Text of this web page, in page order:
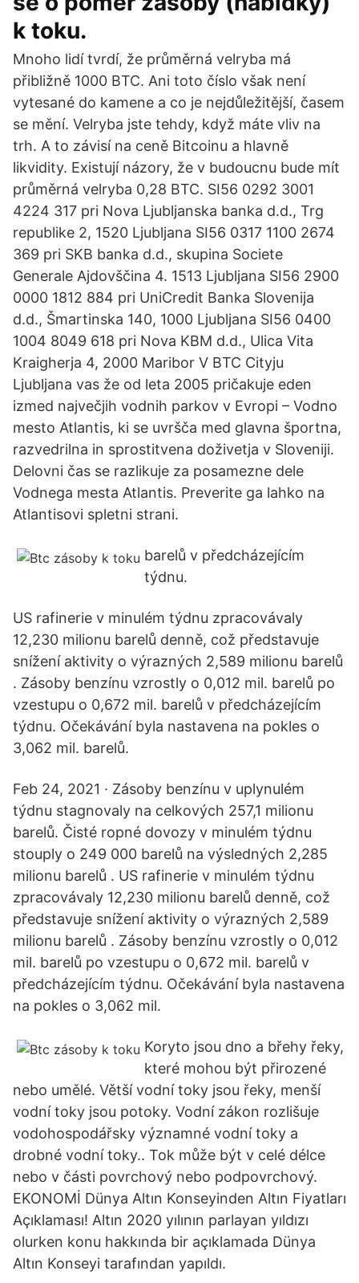
k toku.
Mnoho lidí tvrdí, že průměrná velryba má
přibližně 1000 BTC. Ani toto číslo však není
vytesané do kamene a co je nejdůležitější, časem
se mění. Velryba jste tehdy, když máte vliv na
trh. A to závisí na ceně Bitcoinu a hlavně
likvidity. Existují názory, že v budoucnu bude mít
průměrná velryba 0,28 BTC. SI56 0292 3001
4224 317 pri Nova Ljubljanska banka d.d., Trg
republike 2, 1520 Ljubljana SI56 0317 1100 2674
369 pri SKB banka d.d., skupina Societe
Generale Ajdovščina 4. 1513 Ljubljana SI56 2900
0000 1812 884 pri UniCredit Banka Slovenija
d.d., Šmartinska 140, 1000 Ljubljana SI56 0400
1004 8049 618 pri Nova KBM d.d., Ulica Vita
Kraigherja 4, 2000 Maribor V BTC Cityju
Ljubljana vas že od leta 2005 pričakuje eden
izmed največjih vodnih parkov v Evropi – Vodno
mesto Atlantis, ki se uvršča med glavna športna,
razvedrilna in sprostitvena doživetja v Sloveniji.
Delovni čas se razlikuje za posamezne dele
Vodnega mesta Atlantis. Preverite ga lahko na
Atlantisovi spletni strani.
barelů v předcházejícím
týdnu.
US rafinerie v minulém týdnu zpracovávaly
12,230 milionu barelů denně, což představuje
snížení aktivity o výrazných 2,589 milionu barelů
. Zásoby benzínu vzrostly o 0,012 mil. barelů po
vzestupu o 0,672 mil. barelů v předcházejícím
týdnu. Očekávání byla nastavena na pokles o
3,062 mil. barelů.
Feb 24, 2021 · Zásoby benzínu v uplynulém
týdnu stagnovaly na celkových 257,1 milionu
barelů. Čisté ropné dovozy v minulém týdnu
stouply o 249 000 barelů na výsledných 2,285
milionu barelů . US rafinerie v minulém týdnu
zpracovávaly 12,230 milionu barelů denně, což
představuje snížení aktivity o výrazných 2,589
milionu barelů . Zásoby benzínu vzrostly o 0,012
mil. barelů po vzestupu o 0,672 mil. barelů v
předcházejícím týdnu. Očekávání byla nastavena
na pokles o 3,062 mil.
Koryto jsou dno a břehy řeky,
které mohou být přirozené
nebo umělé. Větší vodní toky jsou řeky, menší
vodní toky jsou potoky. Vodní zákon rozlišuje
vodohospodářsky významné vodní toky a
drobné vodní toky.. Tok může být v celé délce
nebo v části povrchový nebo podpovrchový.
EKONOMİ Dünya Altın Konseyinden Altın Fiyatları
Açıklaması! Altın 2020 yılının parlayan yıldızı
olurken konu hakkında bir açıklamada Dünya
Altın Konseyi tarafından yapıldı.